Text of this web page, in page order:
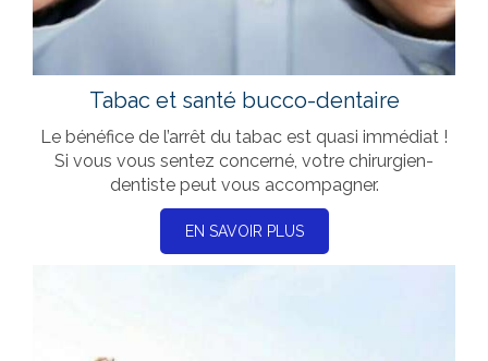
Tabac et santé bucco-dentaire
Le bénéfice de l’arrêt du tabac est quasi immédiat !
Si vous vous sentez concerné, votre chirurgien-
dentiste peut vous accompagner.
EN SAVOIR PLUS